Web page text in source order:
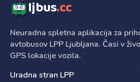
ljbus.cc
Neuradna spletna aplikacija za
avtobusov LPP Ljubljana. Časi v
GPS lokacije vozila.
Uradna stran LPP